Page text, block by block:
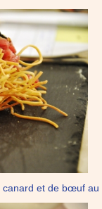
et de bœuf